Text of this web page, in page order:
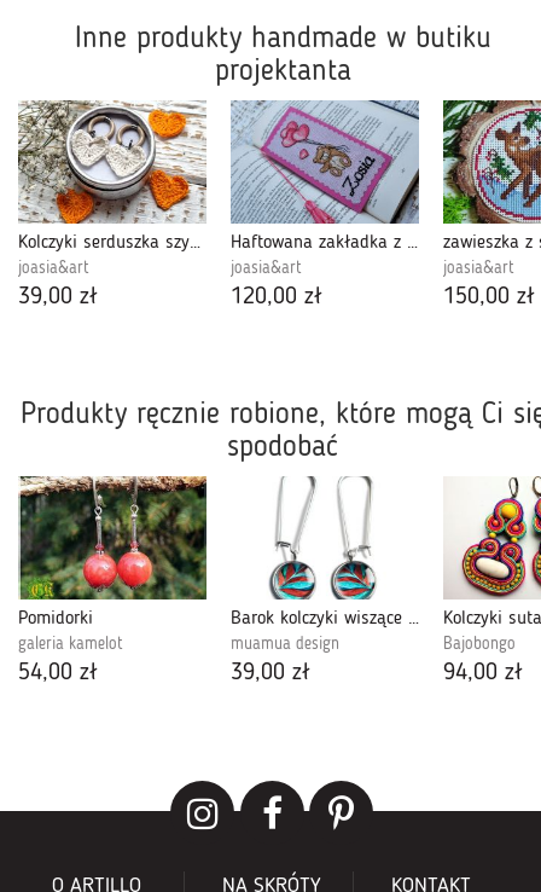
Inne produkty handmade w butiku
projektanta
Kolczyki serduszka szydełkowe z zapięciem z emalii - białe
joasia&art
39,00 zł
Haftowana zakładka z misiem, personalizowana - zakładka z imieniem.
joasia&art
120,00 zł
joasia&art
150,00 zł
Produkty ręcznie robione, które mogą Ci
spodobać
Pomidorki
galeria kamelot
54,00 zł
Barok kolczyki wiszące z ilustracją
muamua design
39,00 zł
Kolczyki
Bajobongo
94,00 zł
O ARTILLO NA SKRÓTY KONTAKT